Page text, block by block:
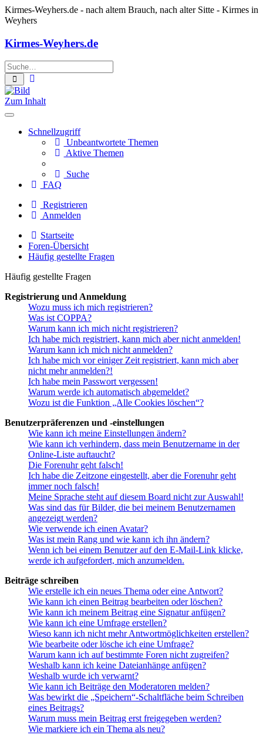
Kirmes-Weyhers.de - nach altem Brauch, nach alter Sitte - Kirmes in
Weyhers
Kirmes-Weyhers.de
Zum Inhalt
Schnellzugriff
Unbeantwortete Themen
Aktive Themen
Suche
FAQ
Registrieren
Anmelden
Startseite
Foren-Übersicht
Häufig gestellte Fragen
Häufig gestellte Fragen
Registrierung und Anmeldung
Wozu muss ich mich registrieren?
Was ist COPPA?
Warum kann ich mich nicht registrieren?
Ich habe mich registriert, kann mich aber nicht anmelden!
Warum kann ich mich nicht anmelden?
Ich habe mich vor einiger Zeit registriert, kann mich aber
nicht mehr anmelden?!
Ich habe mein Passwort vergessen!
Warum werde ich automatisch abgemeldet?
Wozu ist die Funktion „Alle Cookies löschen“?
Benutzerpräferenzen und -einstellungen
Wie kann ich meine Einstellungen ändern?
Wie kann ich verhindern, dass mein Benutzername in der
Online-Liste auftaucht?
Die Forenuhr geht falsch!
Ich habe die Zeitzone eingestellt, aber die Forenuhr geht
immer noch falsch!
Meine Sprache steht auf diesem Board nicht zur Auswahl!
Was sind das für Bilder, die bei meinem Benutzernamen
angezeigt werden?
Wie verwende ich einen Avatar?
Was ist mein Rang und wie kann ich ihn ändern?
Wenn ich bei einem Benutzer auf den E-Mail-Link klicke,
werde ich aufgefordert, mich anzumelden.
Beiträge schreiben
Wie erstelle ich ein neues Thema oder eine Antwort?
Wie kann ich einen Beitrag bearbeiten oder löschen?
Wie kann ich meinem Beitrag eine Signatur anfügen?
Wie kann ich eine Umfrage erstellen?
Wieso kann ich nicht mehr Antwortmöglichkeiten erstellen?
Wie bearbeite oder lösche ich eine Umfrage?
Warum kann ich auf bestimmte Foren nicht zugreifen?
Weshalb kann ich keine Dateianhänge anfügen?
Weshalb wurde ich verwarnt?
Wie kann ich Beiträge den Moderatoren melden?
Was bewirkt die „Speichern“-Schaltfläche beim Schreiben
eines Beitrags?
Warum muss mein Beitrag erst freigegeben werden?
Wie markiere ich ein Thema als neu?